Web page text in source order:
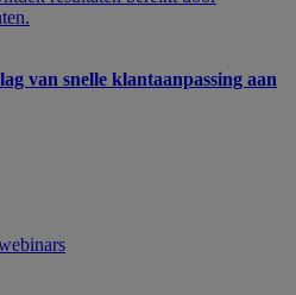
van snelle klantaanpassing aan